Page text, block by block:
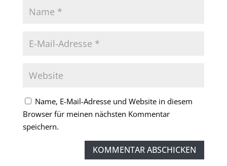
Name, E-Mail-Adresse und Website in diesem
Browser für meinen nächsten Kommentar
speichern.
KOMMENTAR ABSCHICKEN